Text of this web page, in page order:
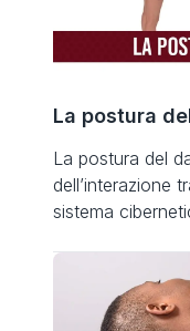
La postura
La postura del
dell’interazione
sistema
del corpo in
postura
stessa è